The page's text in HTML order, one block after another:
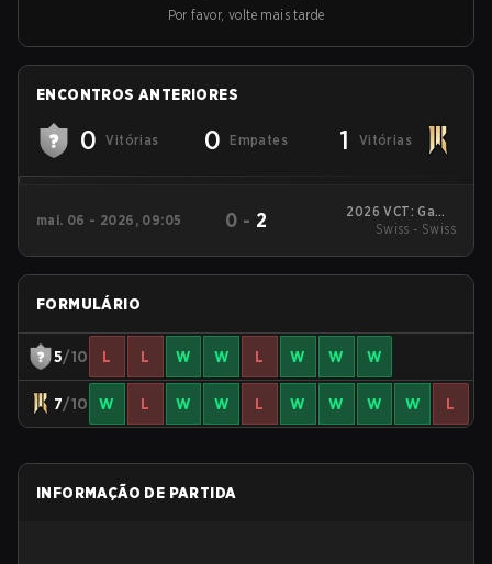
Por favor, volte mais tarde
ENCONTROS ANTERIORES
0 Vitórias 0 Empates 1 Vitórias
mai. 06 - 2026, 09:05 0 - 2
2026 VCT: Game
Changers North
Swiss - Swiss
FORMULÁRIO
5/10 L L W W L W W W
7/10 W L W W L W W W W L
INFORMAÇÃO DE PARTIDA